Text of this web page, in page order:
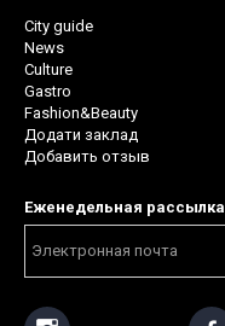
City guide
News
Culture
Gastro
Fashion&Beauty
Додати заклад
Добавить отзыв
Еженедельная рассылка